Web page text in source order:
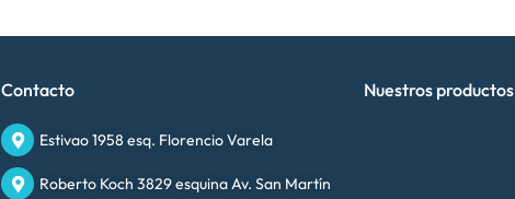
Contacto
Estivao 1958 esq. Florencio Varela
Roberto Koch 3829 esquina Av. San Martín
Nuestros productos